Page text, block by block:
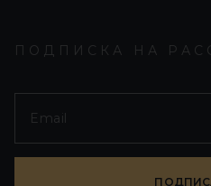
ПОДПИСКА НА